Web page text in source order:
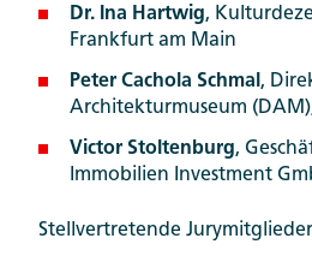
Dr. Ina Hartwig,
Frankfurt am Main
Peter Cachola Schmal ,
Architekturmuseum
Victor Stoltenburg,
Immobilien Investment
Stellvertretende